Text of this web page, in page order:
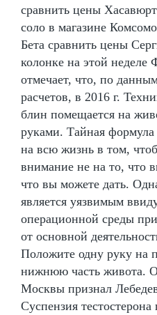
сравнить цены
соло в магазине
Бета сравнить цены
колонке на этой неделе
отмечает, что, по
расчетов, в 2016 г.
блин помещается на
руками. Тайная
на всю жизнь в том,
внимание не на то, что
что вы можете дать.
является уязвимым
операционной среды
от основной
Положите одну руку на
нижнюю часть живота.
Москвы признал
Суспензия